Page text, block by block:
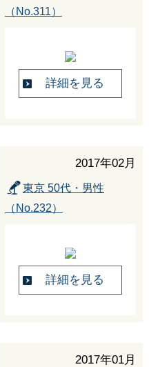
（No.311）
詳細を見る
2017年02月
東京 50代・男性
（No.232）
詳細を見る
2017年01月